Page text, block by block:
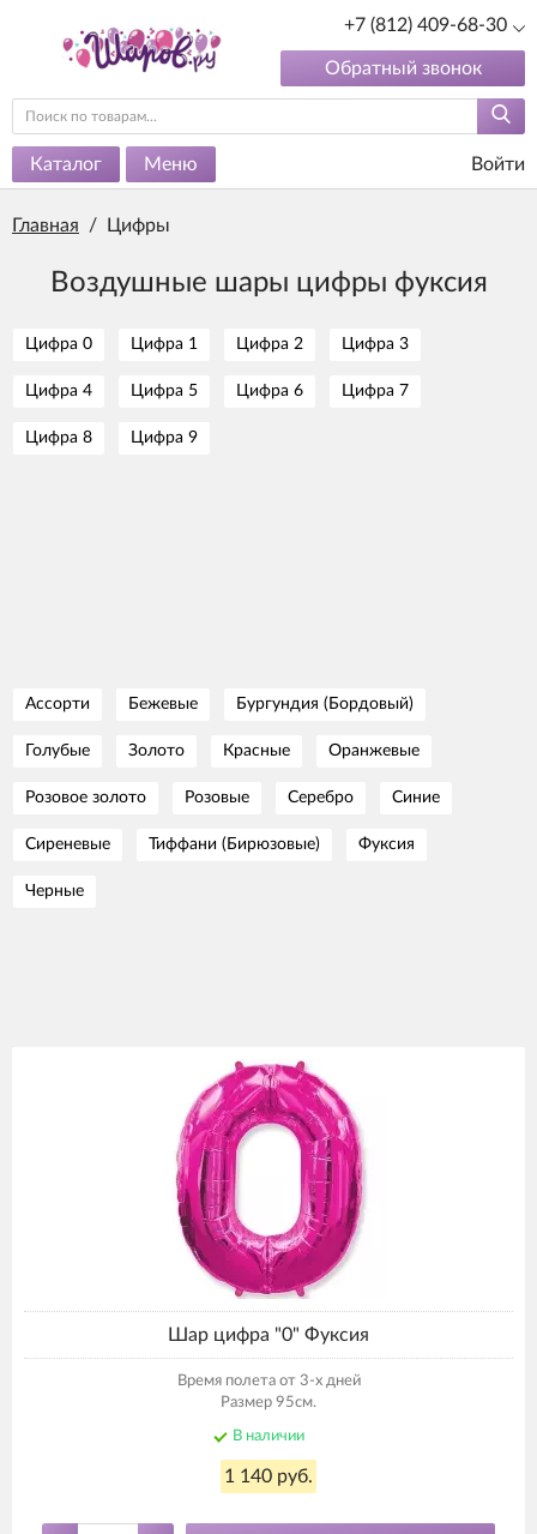
+7 (812) 409-68-30
Обратный звонок
Каталог Меню Войти
Главная / Цифры
Воздушные шары цифры фуксия
Цифра 0 Цифра 1 Цифра 2 Цифра 3
Цифра 4 Цифра 5 Цифра 6 Цифра 7
Цифра 8 Цифра 9
Ассорти Бежевые Бургундия (Бордовый)
Голубые Золото Красные Оранжевые
Розовое золото Розовые Серебро Синие
Сиреневые Тиффани (Бирюзовые) Фуксия
Черные
Шар цифра "0" Фуксия
Время полета от 3-х дней
Размер 95см.
В наличии
1 140 руб.